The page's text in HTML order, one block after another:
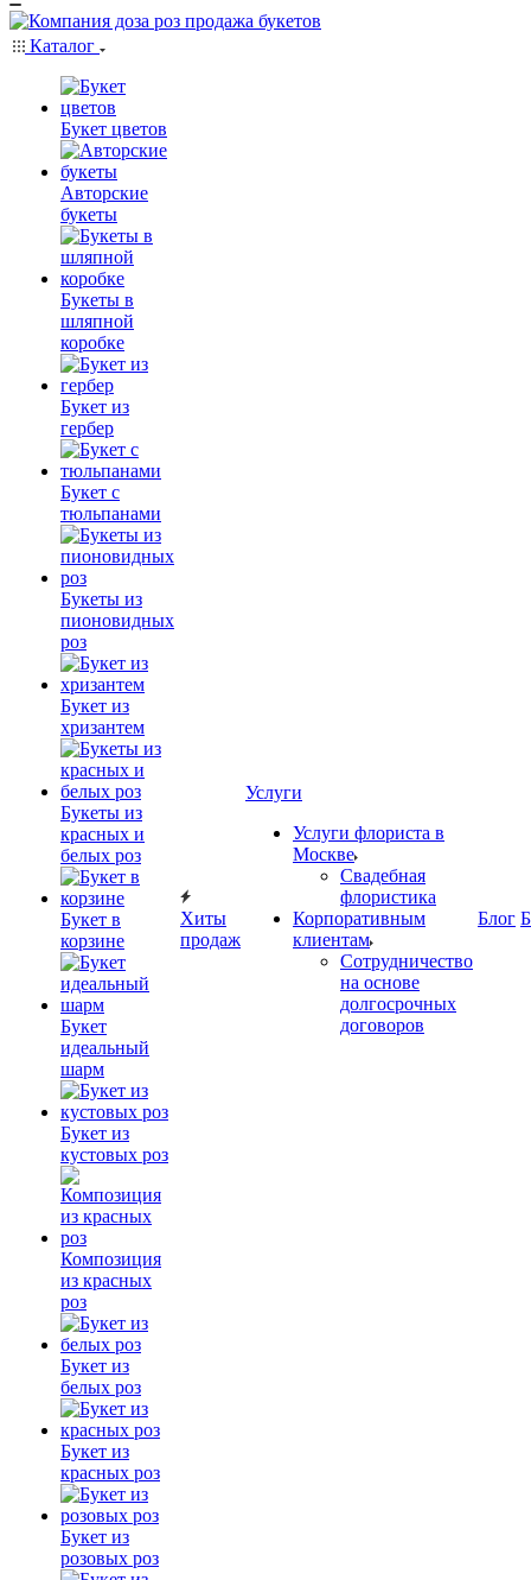
Каталог
Букет цветов
Авторские
букеты
Букеты в
шляпной
коробке
Букет из
гербер
Букет с
тюльпанами
Букеты из
пионовидных
роз
Букет из
хризантем
Букеты из
красных и
белых роз
Букет в
корзине
Букет
идеальный
шарм
Букет из
кустовых роз
Композиция
из красных
роз
Букет из
белых роз
Букет из
красных роз
Букет из
розовых роз
Хиты
продаж
Услуги
Услуги флориста в
Москве
Свадебная
флористика
Корпоративным
клиентам
Сотрудничество
на основе
долгосрочных
договоров
Блог